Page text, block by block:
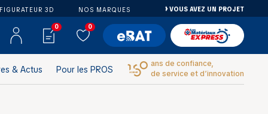
3D NOS MARQUES VOUS AVEZ UN PROJET
0 0
& Actus Pour les PROS
ans de confiance,
de service et d’innovation